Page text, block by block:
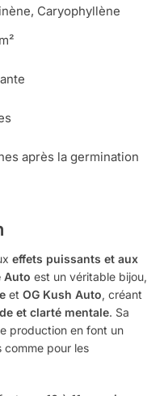
Caryophyllène
après la germination
effets puissants et aux
Auto est un véritable bijou,
et OG Kush Auto, créant
et clarté mentale. Sa
production en font un
pour les